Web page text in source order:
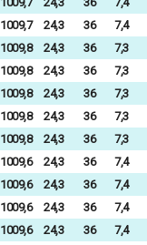
1009,7 24,3 36
7,4
1009,8 24,3 36
7,3
1009,8 24,3 36
7,3
1009,8 24,3 36
7,3
1009,8 24,3 36
7,3
1009,8 24,3 36
7,3
1009,6 24,3 36
7,4
1009,6 24,3 36
7,4
1009,6 24,3 36
7,4
1009,6 24,3 36
7,4